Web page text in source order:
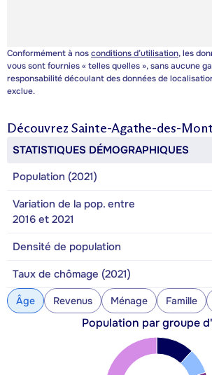
Conformément à nosconditions d’utilisation, les
vous sont fournies « telles quelles », sans aucune
responsabilité découlant des données de
exclue.
Découvrez Sainte-Agathe-des-
STATISTIQUES DÉMOGRAPHIQUES
Population (2021)
Variation de la pop. entre
2016 et 2021
Densité de population
Taux de chômage (2021)
Âge Revenus Ménage Famille
Population par groupe